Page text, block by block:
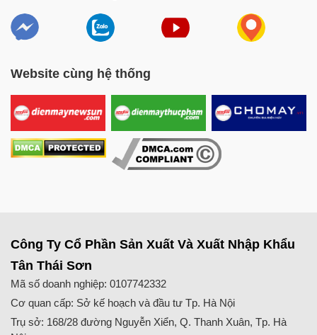
Website cùng hệ thống
Công Ty Cổ Phần Sản Xuất Và Xuất Nhập Khẩu
Tân Thái Sơn
Mã số doanh nghiệp: 0107742332
Cơ quan cấp: Sở kế hoạch và đầu tư Tp. Hà Nội
Trụ sở: 168/28 đường Nguyễn Xiển, Q. Thanh Xuân, Tp. Hà